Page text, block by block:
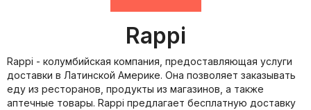
Rappi
Rappi - колумбийская компания, предоставляющая услуги
доставки в Латинской Америке. Она позволяет заказывать
еду из ресторанов, продукты из магазинов, а также
аптечные товары. Rappi предлагает бесплатную доставку